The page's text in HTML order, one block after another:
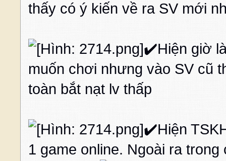
thấy có ý kiến về ra SV mới
✔️Hiện giờ
muốn chơi nhưng vào SV cũ
toàn bắt nạt lv thấp
✔️Hiện
1 game online. Ngoài ra